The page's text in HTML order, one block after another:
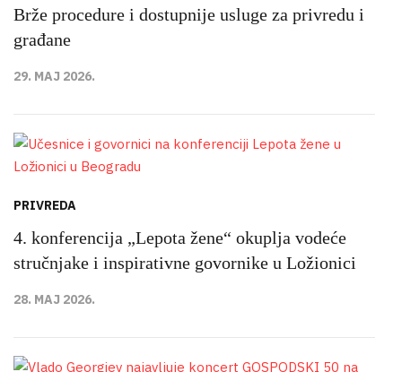
Brže procedure i dostupnije usluge za privredu i
građane
29. MAJ 2026.
PRIVREDA
4. konferencija „Lepota žene“ okuplja vodeće
stručnjake i inspirativne govornike u Ložionici
28. MAJ 2026.